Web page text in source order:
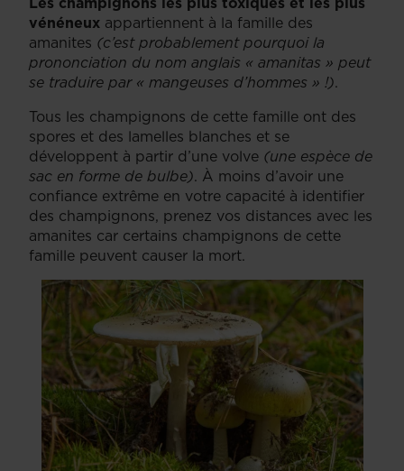
vénéneux appartiennent à la famille des
amanites (c’est probablement pourquoi la
prononciation du nom anglais « amanitas » peut
se traduire par « mangeuses d’hommes » !).
Tous les champignons de cette famille ont des
spores et des lamelles blanches et se
développent à partir d’une volve (une espèce de
sac en forme de bulbe). À moins d’avoir une
confiance extrême en votre capacité à identifier
des champignons, prenez vos distances avec les
amanites car certains champignons de cette
famille peuvent causer la mort.